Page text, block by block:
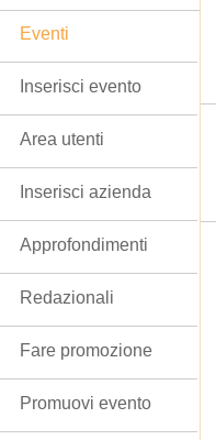
Eventi
Inserisci evento
Area utenti
Inserisci azienda
Approfondimenti
Redazionali
Fare promozione
Promuovi evento